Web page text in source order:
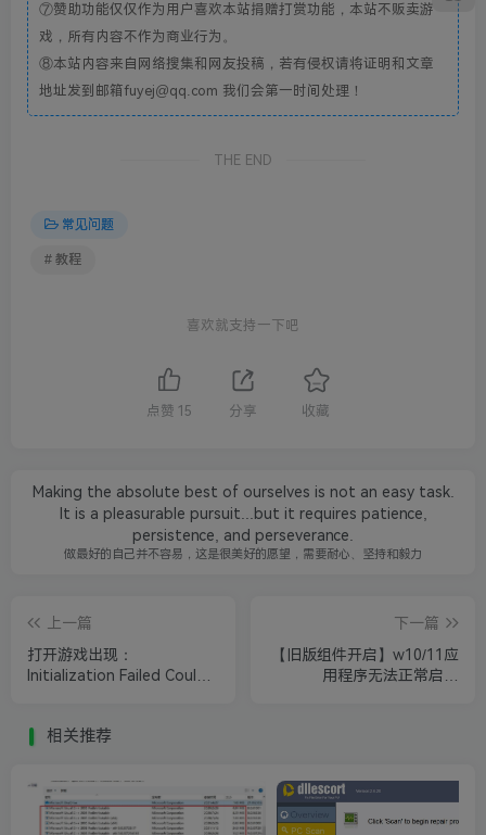
⑦赞助功能仅仅作为用户喜欢本站捐赠打赏功能，本站不贩卖游
戏，所有内容不作为商业行为。
⑧本站内容来自网络搜集和网友投稿，若有侵权请将证明和文章
地址发到邮箱fuyej@qq.com 我们会第一时间处理！
THE END
常见问题
# 教程
喜欢就支持一下吧
点赞 15 分享 收藏
Making the absolute best of ourselves is not an easy task.
It is a pleasurable pursuit...but it requires patience,
persistence, and perseverance.
做最好的自己并不容易，这是很美好的愿望，需要耐心、坚持和毅力
上一篇
打开游戏出现：
Initialization Failed Could
下一篇
【旧版组件开启】w10/11应
用程序无法正常启动
相关推荐